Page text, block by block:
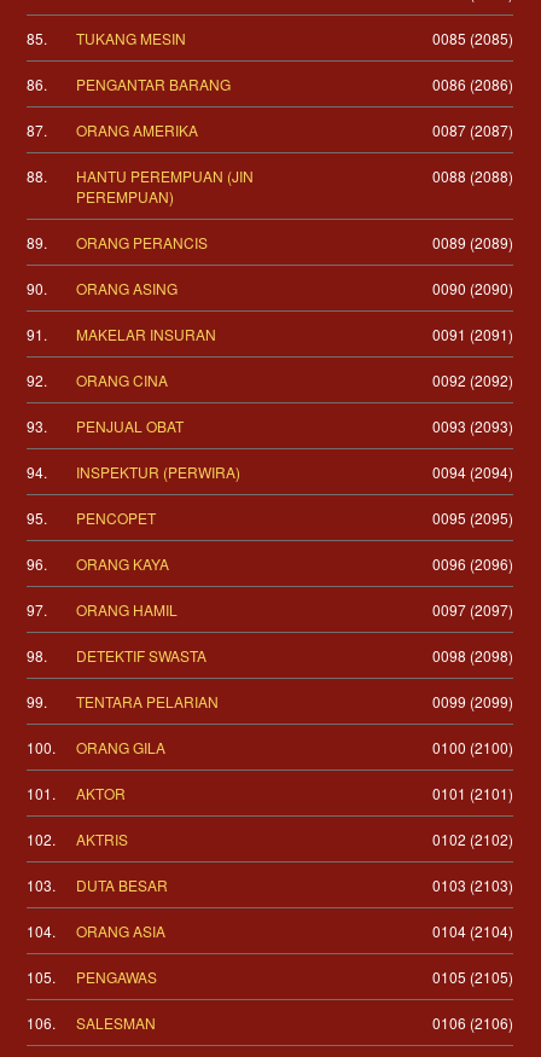
85. TUKANG MESIN 0085 (2085)
86. PENGANTAR BARANG 0086 (2086)
87. ORANG AMERIKA 0087 (2087)
88.
HANTU PEREMPUAN (JIN
PEREMPUAN)
0088 (2088)
89. ORANG PERANCIS 0089 (2089)
90. ORANG ASING 0090 (2090)
91. MAKELAR INSURAN 0091 (2091)
92. ORANG CINA 0092 (2092)
93. PENJUAL OBAT 0093 (2093)
94. INSPEKTUR (PERWIRA) 0094 (2094)
95. PENCOPET 0095 (2095)
96. ORANG KAYA 0096 (2096)
97. ORANG HAMIL 0097 (2097)
98. DETEKTIF SWASTA 0098 (2098)
99. TENTARA PELARIAN 0099 (2099)
100. ORANG GILA 0100 (2100)
101. AKTOR 0101 (2101)
102. AKTRIS 0102 (2102)
103. DUTA BESAR 0103 (2103)
104. ORANG ASIA 0104 (2104)
105. PENGAWAS 0105 (2105)
106. SALESMAN 0106 (2106)